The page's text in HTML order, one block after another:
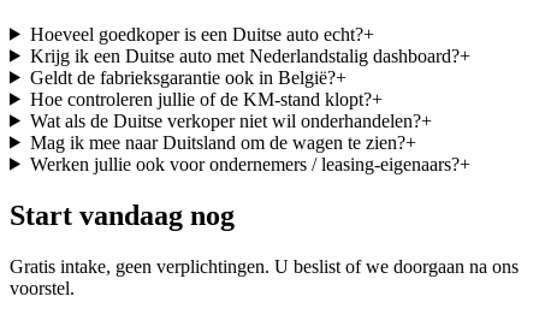
Hoeveel goedkoper is een Duitse auto echt?+
Krijg ik een Duitse auto met Nederlandstalig dashboard?+
Geldt de fabrieksgarantie ook in België?+
Hoe controleren jullie of de KM-stand klopt?+
Wat als de Duitse verkoper niet wil onderhandelen?+
Mag ik mee naar Duitsland om de wagen te zien?+
Werken jullie ook voor ondernemers / leasing-eigenaars?+
Start vandaag nog
Gratis intake, geen verplichtingen. U beslist of we doorgaan na ons
voorstel.